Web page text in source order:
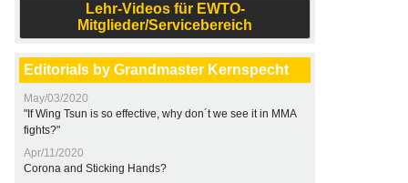
Lehr-Videos für EWTO-
Mitglieder/Servicebereich
Editorials by Grandmaster Kernspecht
May/03/2020
"If Wing Tsun is so effective, why don´t we see it in MMA
fights?"
Apr/11/2020
Corona and Sticking Hands?